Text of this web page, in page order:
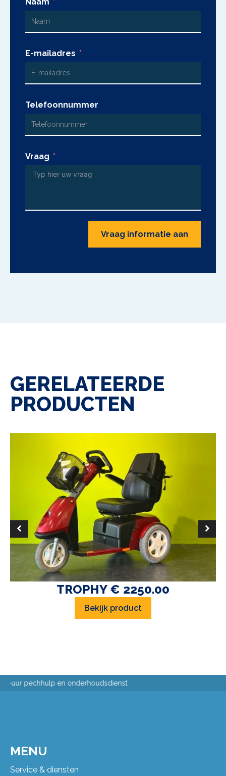
E-mailadres
Telefoonnummer
Vraag
Vraag informatie aan
GERELATEERDE
PRODUCTEN
TROPHY € 2250.00
Bekijk product
Passing aan huis
MENU
Service & diensten